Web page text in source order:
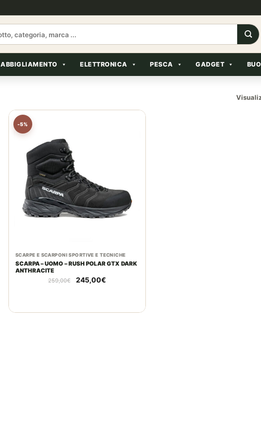
ABBIGLIAMENTO ELETTRONICA PESCA GADGET
-5%
SCARPE E SCARPONI SPORTIVE E TECNICHE
SCARPA – UOMO – RUSH POLAR GTX DARK
ANTHRACITE
259,00€
Il
259,00€.
245,00€Il
245,00€.